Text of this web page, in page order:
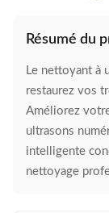
Résumé du
Le nettoyant à
restaurez vos
Améliorez
ultrasons
intelligente
nettoyage